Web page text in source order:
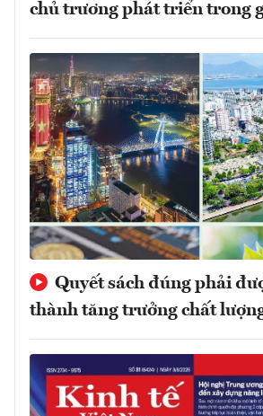
chủ trương phát triển trong
Quyết sách đúng phải
thành tăng trưởng chất